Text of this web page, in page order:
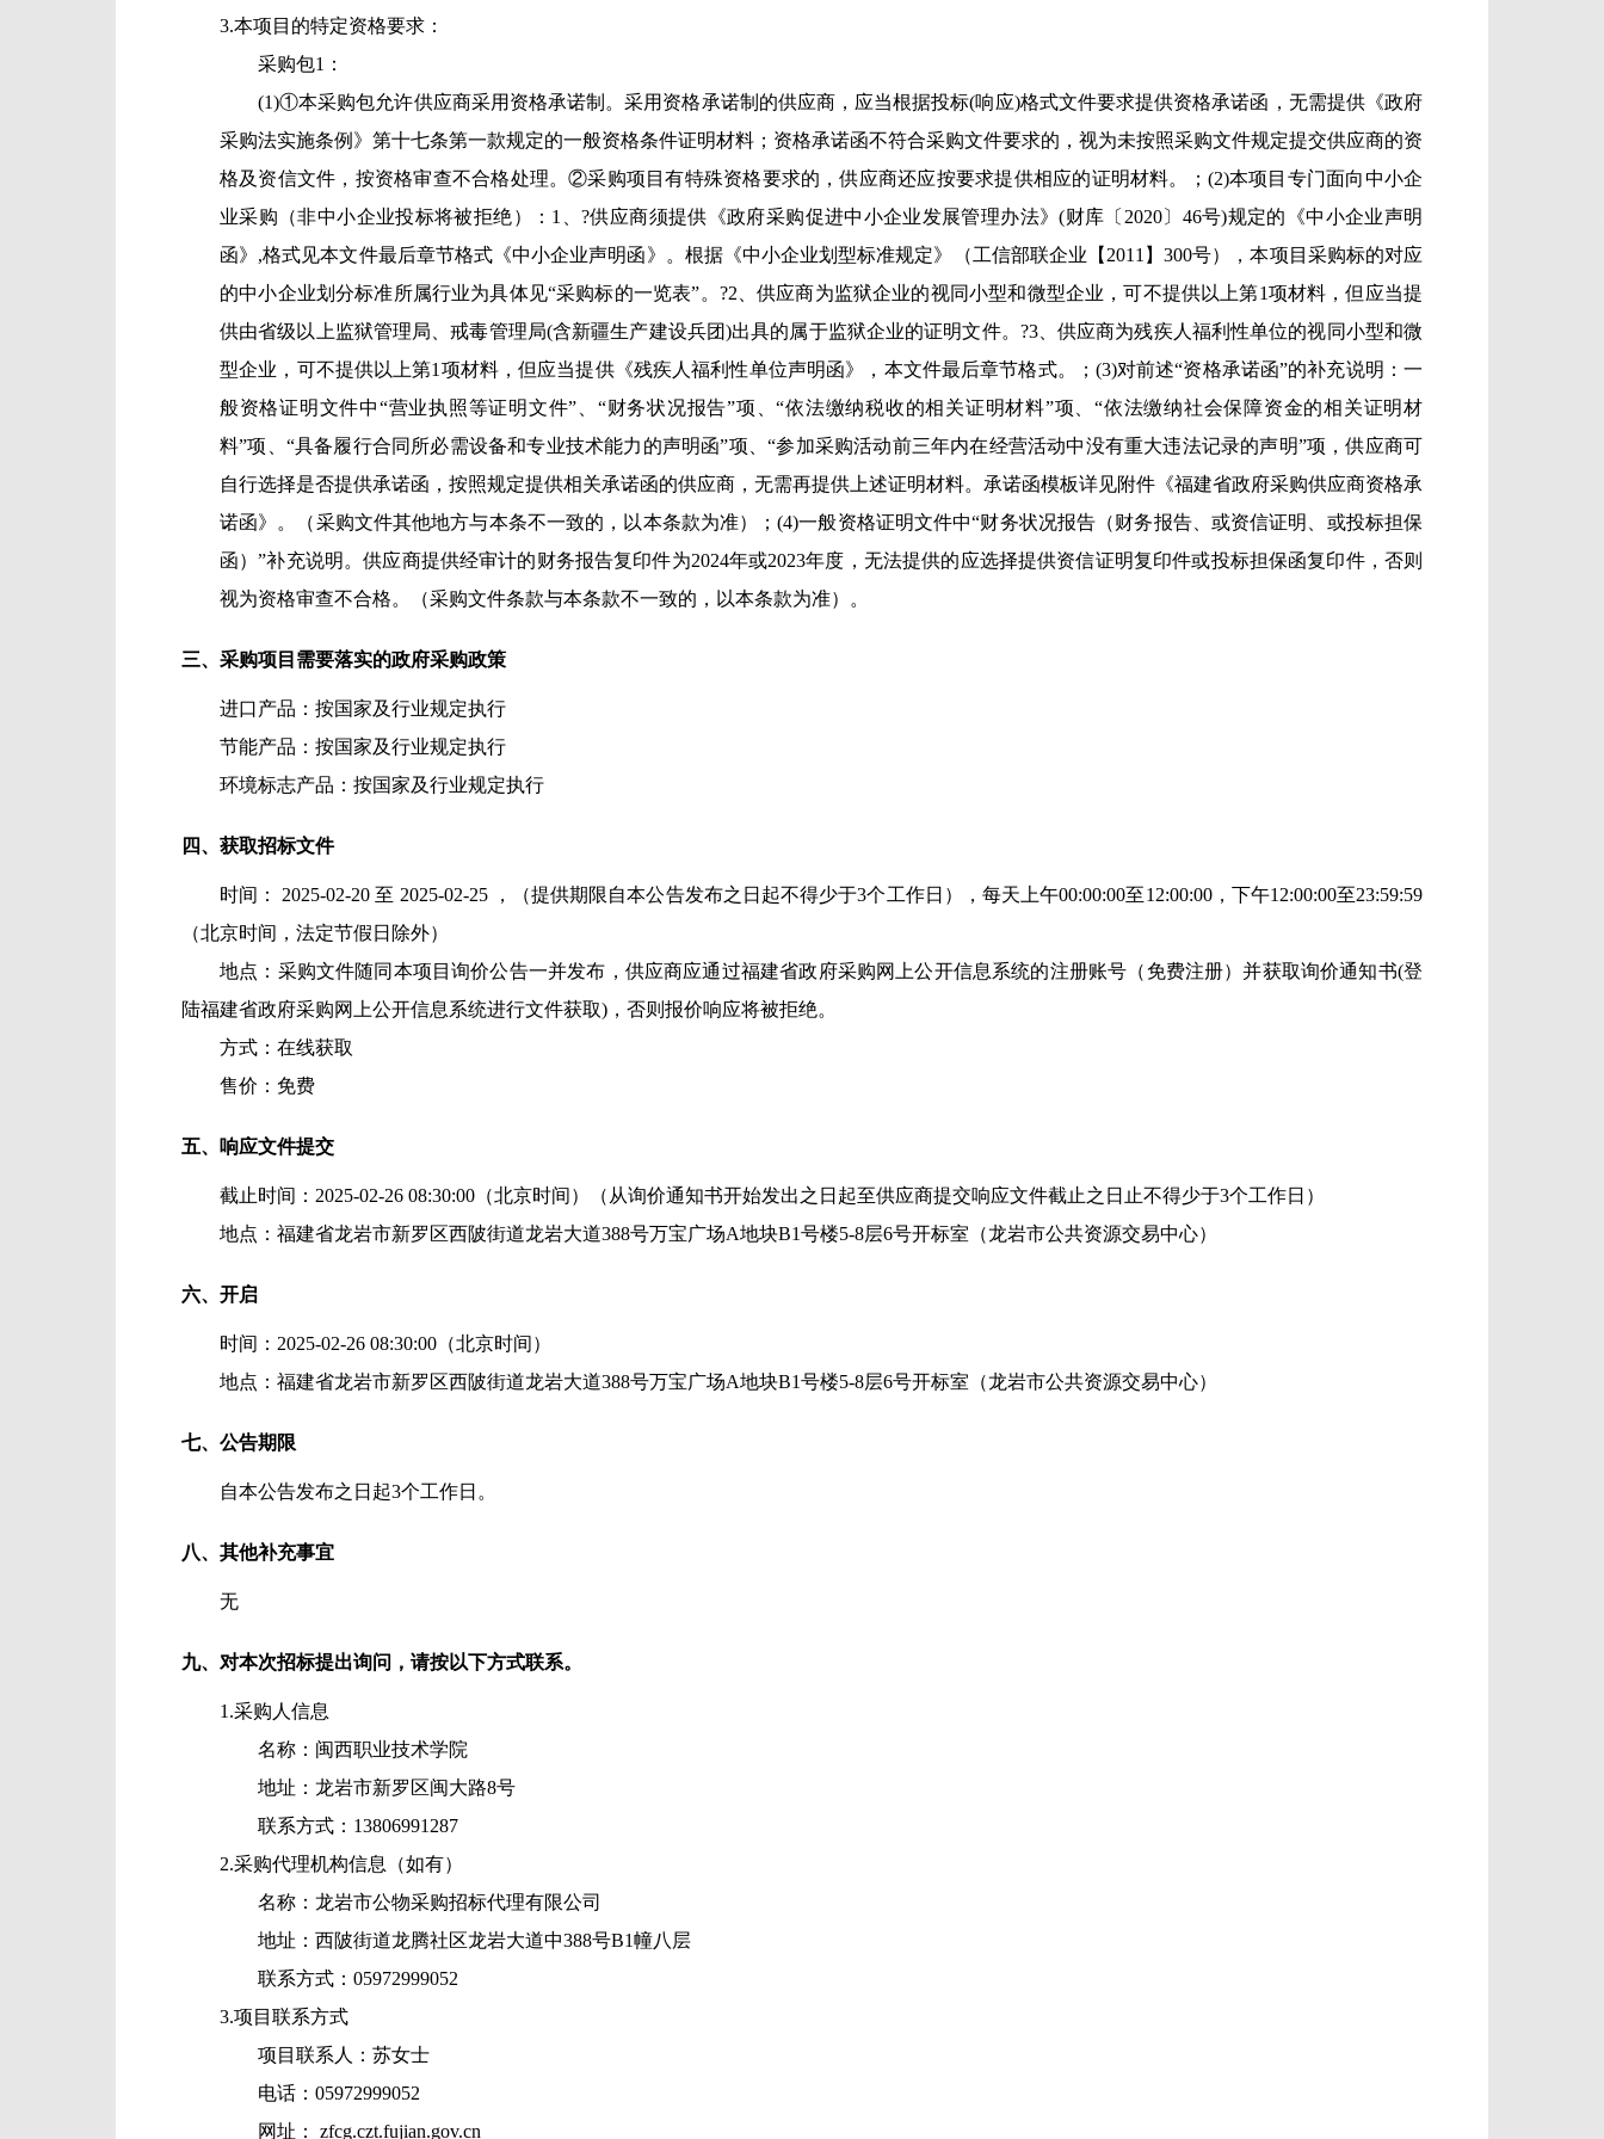
3.本项目的特定资格要求：
采购包1：
(1)①本采购包允许供应商采用资格承诺制。采用资格承诺制的供应商，应当根据投标(响应)格式文件要求提供资格承诺函，无需提供《政府
采购法实施条例》第十七条第一款规定的一般资格条件证明材料；资格承诺函不符合采购文件要求的，视为未按照采购文件规定提交供应商的资
格及资信文件，按资格审查不合格处理。②采购项目有特殊资格要求的，供应商还应按要求提供相应的证明材料。；(2)本项目专门面向中小企
业采购（非中小企业投标将被拒绝）：1、?供应商须提供《政府采购促进中小企业发展管理办法》(财库〔2020〕46号)规定的《中小企业声明
函》,格式见本文件最后章节格式《中小企业声明函》。根据《中小企业划型标准规定》（工信部联企业【2011】300号），本项目采购标的对应
的中小企业划分标准所属行业为具体见“采购标的一览表”。?2、供应商为监狱企业的视同小型和微型企业，可不提供以上第1项材料，但应当提
供由省级以上监狱管理局、戒毒管理局(含新疆生产建设兵团)出具的属于监狱企业的证明文件。?3、供应商为残疾人福利性单位的视同小型和微
型企业，可不提供以上第1项材料，但应当提供《残疾人福利性单位声明函》，本文件最后章节格式。；(3)对前述“资格承诺函”的补充说明：一
般资格证明文件中“营业执照等证明文件”、“财务状况报告”项、“依法缴纳税收的相关证明材料”项、“依法缴纳社会保障资金的相关证明材
料”项、“具备履行合同所必需设备和专业技术能力的声明函”项、“参加采购活动前三年内在经营活动中没有重大违法记录的声明”项，供应商可
自行选择是否提供承诺函，按照规定提供相关承诺函的供应商，无需再提供上述证明材料。承诺函模板详见附件《福建省政府采购供应商资格承
诺函》。（采购文件其他地方与本条不一致的，以本条款为准）；(4)一般资格证明文件中“财务状况报告（财务报告、或资信证明、或投标担保
函）”补充说明。供应商提供经审计的财务报告复印件为2024年或2023年度，无法提供的应选择提供资信证明复印件或投标担保函复印件，否则
视为资格审查不合格。（采购文件条款与本条款不一致的，以本条款为准）。
三、采购项目需要落实的政府采购政策
进口产品： 按国家及行业规定执行
节能产品： 按国家及行业规定执行
环境标志产品： 按国家及行业规定执行
四、获取招标文件
时间： 2025-02-20至 2025-02-25 ，（提供期限自本公告发布之日起不得少于3个工作日），每天上午00:00:00至12:00:00，下午12:00:00至23:59:59
（北京时间，法定节假日除外）
地点： 采购文件随同本项目询价公告一并发布，供应商应通过福建省政府采购网上公开信息系统的注册账号（免费注册）并获取询价通知书(登
陆福建省政府采购网上公开信息系统进行文件获取)，否则报价响应将被拒绝。
方式： 在线获取
售价：免费
五、响应文件提交
截止时间： 2025-02-26 08:30:00 （北京时间）（从询价通知书开始发出之日起至供应商提交响应文件截止之日止不得少于3个工作日）
地点： 福建省龙岩市新罗区西陂街道龙岩大道388号万宝广场A地块B1号楼5-8层6号开标室（龙岩市公共资源交易中心）
六、开启
时间： 2025-02-26 08:30:00 （北京时间）
地点： 福建省龙岩市新罗区西陂街道龙岩大道388号万宝广场A地块B1号楼5-8层6号开标室（龙岩市公共资源交易中心）
七、公告期限
自本公告发布之日起3个工作日。
八、其他补充事宜
无
九、对本次招标提出询问，请按以下方式联系。
1.采购人信息
名称： 闽西职业技术学院
地址： 龙岩市新罗区闽大路8号
联系方式： 13806991287
2.采购代理机构信息（如有）
名称： 龙岩市公物采购招标代理有限公司
地址： 西陂街道龙腾社区龙岩大道中388号B1幢八层
联系方式： 05972999052
3.项目联系方式
项目联系人： 苏女士
电话： 05972999052
网址： zfcg.czt.fujian.gov.cn